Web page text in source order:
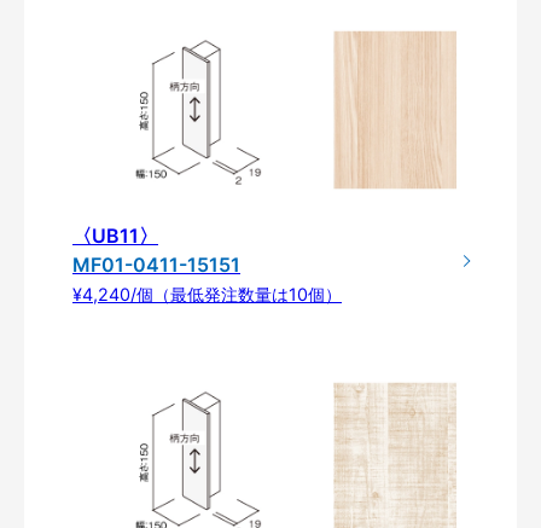
〈UB11〉
MF01-0411-15151
¥4,240/個（最低発注数量は10個）